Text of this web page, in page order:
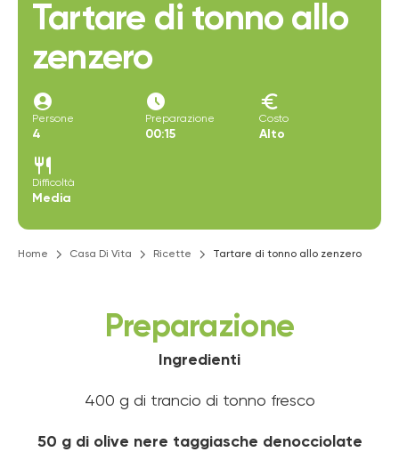
Tartare di tonno allo
zenzero
account_circle
Persone
4
access_time_filled
Preparazione
00:15
euro
Costo
Alto
restaurant
Difficoltà
Media
Home Casa Di Vita Ricette Tartare di tonno allo zenzero
Preparazione
Ingredienti
400 g di trancio di tonno fresco
50 g di olive nere taggiasche denocciolate